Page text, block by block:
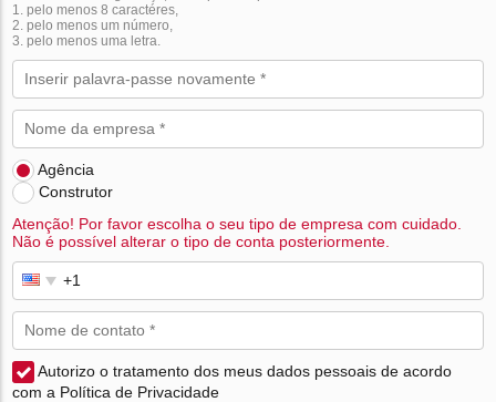
1. pelo menos 8 caractéres,
2. pelo menos um número,
3. pelo menos uma letra.
Agência
Construtor
Atenção! Por favor escolha o seu tipo de empresa com cuidado.
Não é possível alterar o tipo de conta posteriormente.
Autorizo o tratamento dos meus dados pessoais de acordo
com a Política de Privacidade